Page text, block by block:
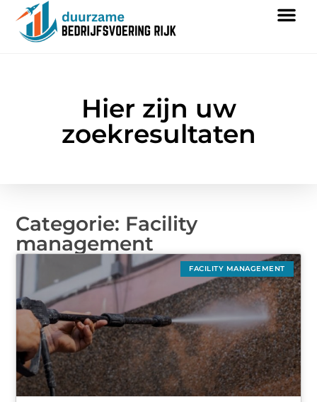
Hier zijn uw
zoekresultaten
Categorie: Facility
management
FACILITY MANAGEMENT